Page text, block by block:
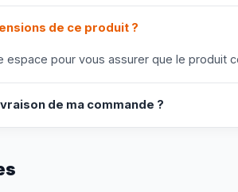
de ce produit ?
espace pour vous assurer que le produit
de ma commande ?